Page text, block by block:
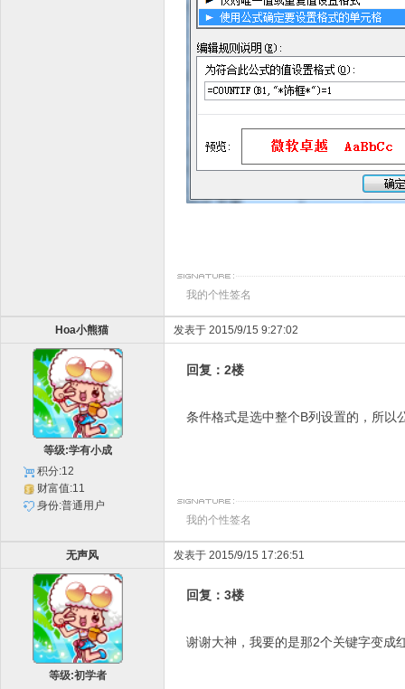
我的个性签名
Hoa小熊猫 发表于 2015/9/15 9:27:02
等级:学有小成
积分:12
财富值:11
身份:普通用户
回复：2楼
条件格式是选中整个B列设置的，所以
我的个性签名
无声风 发表于 2015/9/15 17:26:51
等级:初学者
回复：3楼
谢谢大神，我要的是那2个关键字变成